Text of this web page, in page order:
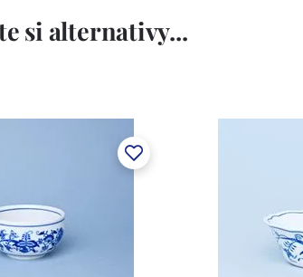
si alternativy...